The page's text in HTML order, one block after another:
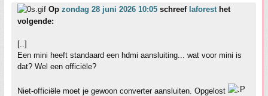
Op zondag 28 juni 2026 10:05 schreef laforesthet
volgende:
[..]
Een mini heeft standaard een hdmi aansluiting... wat voor mini is
dat? Wel een officiële?
Niet-officiële moet je gewoon converter aansluiten. Opgelost